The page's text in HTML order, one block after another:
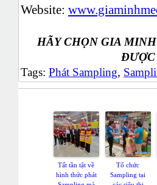
Website:
HÃY CHỌN GIA
Tags: Phát Sampling,
Tất tần tật về
hình thức phát
Tổ chức
Sampling tại